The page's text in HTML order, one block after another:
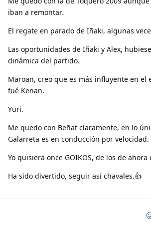
iban a remontar.
El regate en parado de Iñaki, algunas
Las oportunidades de Iñaki y Alex,
dinámica del partido.
Maroan, creo que es más influyente en el
fué Kenan.
Yuri.
Me quedo con Beñat claramente, en lo
Galarreta es en conducción por velocidad.
Yo quisiera once GOIKOS, de los de ahora
Ha sido divertido, seguir así chavales.👍